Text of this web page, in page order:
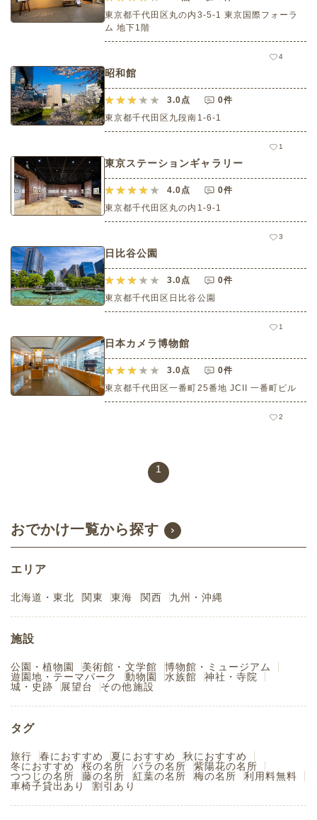
東京都千代田区丸の内3-5-1 東京国際フォーラ
ム 地下1階
4
昭和館
3.0点
0件
東京都千代田区九段南1-6-1
1
東京ステーションギャラリー
4.0点
0件
東京都千代田区丸の内1-9-1
3
日比谷公園
3.0点
0件
東京都千代田区日比谷公園
1
日本カメラ博物館
3.0点
0件
東京都千代田区一番町25番地 JCII 一番町ビル
2
1
おでかけ一覧から探す
エリア
北海道・東北 関東 東海 関西 九州・沖縄
施設
公園・植物園 美術館・文学館
博物館・ミュージアム
遊園地・テーマパーク
動物園 水族館
神社・寺院
城・史跡
展望台 その他施設
タグ
旅行 春におすすめ 夏におすすめ
秋におすすめ
冬におすすめ
桜の名所 バラの名所
紫陽花の名所
つつじの名所
藤の名所 紅葉の名所 梅の名所
利用料無料
車椅子貸出あり
割引あり